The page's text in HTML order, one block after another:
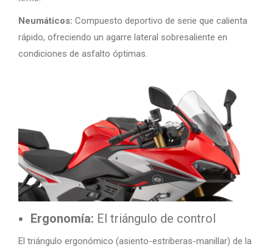
Neumáticos: Compuesto deportivo de serie que calienta
rápido, ofreciendo un agarre lateral sobresaliente en
condiciones de asfalto óptimas.
Ergonomía: El triángulo de control
El triángulo ergonómico (asiento-estriberas-manillar) de la